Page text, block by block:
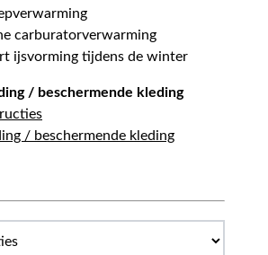
carburatorverwarming
ijsvorming tijdens de winter
/ beschermende kleding
/ beschermende kleding